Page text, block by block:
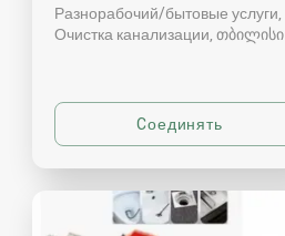
Разнорабочий/бытовые услуги,
Очистка канализации თბილისი